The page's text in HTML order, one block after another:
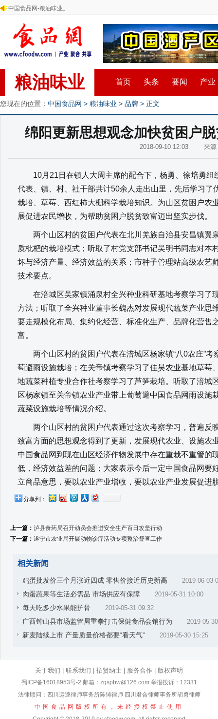
中国食品网-粮油味业。
粮油味业 首页 头条 要闻 产业
您现在的位置： 中国食品网 > 粮油味业 > 品牌 > 正文
绵阳更新思想观念加快贫困户
2018-09-10 12:03 来源
10月21日在镇人大周主席的配合下，杨勇、徐培勇组
代表、镇、村、社干部共计50余人走出山里，先后学习了
栽培、草莓、西红柿大棚科学栽培知识。为山区贫困户农
展促进农民增收，为帮助贫困户脱贫致富迈出坚实步伐。
两个山区村的贫困户代表在北川羌族自治县安昌镇翼
质枇杷的栽培模式；听取了村党支部书记吴明书同志对本
坏与经济产量、经济效益的关系；市种子管理站高级农艺
技术要点。
在涪城区吴家镇涌泉村全兴种业科研基地考察学习了
方法；听取了全兴种业董事长魏杰对发展现代蔬菜产业思
要走规模化布局、集约化经营、标准化生产、 品牌化营售
富。
两个山区村的贫困户代表在涪城区杨家镇“八0农庄”考
萄避雨设施栽培；在关帝镇考察学习了佳昊农业基地草莓
地蔬菜种植专业合作社考察学习了芦笋栽培。听取了涪城
区杨家镇至关帝镇农业产业带上葡萄避中国食品网雨设施
蔬菜设施栽培等情况介绍。
两个山区村的贫困户代表通过这次考察学习，普遍反
致富方面的思想观念得到了更新，发展现代农业、设施农
中国食品网到现在山区经济作物发展中存在重栽不重管的
低，经济效益差的问题；大家表示今后一定中国食品网要
立商品意思，要以农业产业增收，要以农业产业发展促进
分享到：
上一篇： 泸县食药局召开动员会推进安全生产百日攻坚行动
下一篇： 遂宁市农业局开展动物诊疗活动专项整治督查工作
相关新闻
鸡蛋批发价三个月涨近四成 零售价接近历史新高 2019-06-03
肉蛋蔬果等生活必需品 市场供应有保障 2019-05-31 10:00
每天吃多少水果能护骨 2019-05-31 09:32
广西钟山县市场监管局重拳打击保健食品会销行为 2019-05-
新麦陆续上市 产量质量价格都要“看天气” 2019-05-30 15:25
关于我们 联系我们 招贤纳士 服务合作 版权声明
蜀ICP备16018953号-2 邮箱：zgspbw@126.com 举报投诉：12331
法律顾问：四川运逵律师事务所陈铸律师 四川君合律师事务所胡勇律师
中国食品网版权所有，未经授权禁止使用